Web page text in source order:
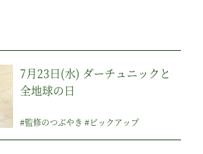
7月23日(水) ダーチュニックと
全地球の日
#監修のつぶやき #ピックアップ